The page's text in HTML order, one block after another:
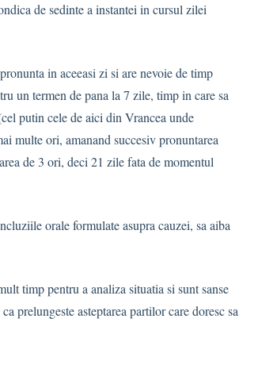
de sedinte a instantei in cursul zilei
in aceeasi zi si are nevoie de timp
un termen de pana la 7 zile, timp in care sa
putin cele de aici din Vrancea unde
multe ori, amanand succesiv pronuntarea
de 3 ori, deci 21 zile fata de momentul
orale formulate asupra cauzei, sa aiba
timp pentru a analiza situatia si sunt sanse
prelungeste asteptarea partilor care doresc sa